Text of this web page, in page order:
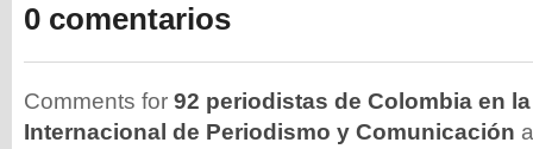
0 comentarios
Comments for 92 periodistas de Colombia en
Internacional de Periodismo y Comunicación